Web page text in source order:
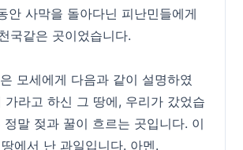
안 사막을 돌아다닌 피난민들에게
국같은 곳이었습니다.
모세에게 다음과 같이 설명하였
가라고 하신 그 땅에, 우리가 갔었습
정말 젖과 꿀이 흐르는 곳입니다. 이
에서 난 과일입니다. 아멘.